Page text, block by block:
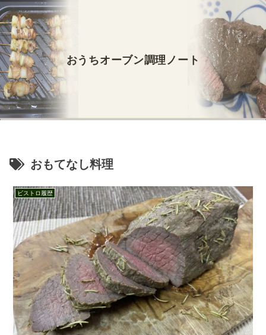
おうちオーブン調理ノート
おもてなし料理
ビストロ履歴